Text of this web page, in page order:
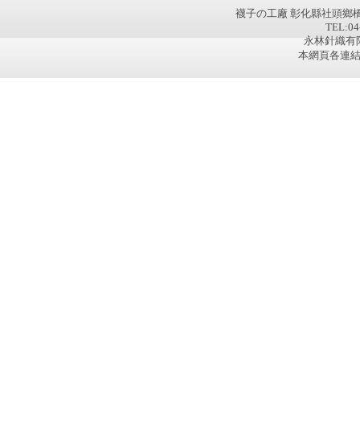
襪子の工廠 彰化縣社頭鄉
永林針織有
本網頁各連